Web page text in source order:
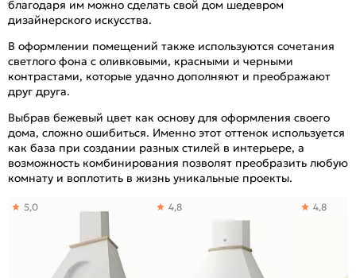
благодаря им можно сделать свой дом шедевром
дизайнерского искусства.
В оформлении помещений также используются сочетания
светлого фона с оливковыми, красными и черными
контрастами, которые удачно дополняют и преображают
друг друга.
Выбрав бежевый цвет как основу для оформления своего
дома, сложно ошибиться. Именно этот оттенок используется
как база при создании разных стилей в интерьере, а
возможность комбинирования позволят преобразить любую
комнату и воплотить в жизнь уникальные проекты.
5,0 4,8 4,8